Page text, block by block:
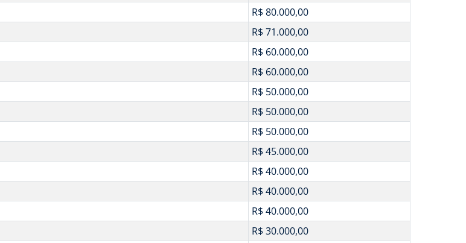
R$ 80.000,00
R$ 71.000,00
R$ 60.000,00
R$ 60.000,00
R$ 50.000,00
R$ 50.000,00
R$ 50.000,00
R$ 45.000,00
R$ 40.000,00
R$ 40.000,00
R$ 40.000,00
R$ 30.000,00